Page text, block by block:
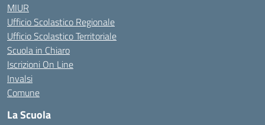
MIUR
Ufficio Scolastico Regionale
Ufficio Scolastico Territoriale
Scuola in Chiaro
Iscrizioni On Line
Invalsi
Comune
La Scuola